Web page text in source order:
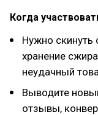
Когда
Нужно скинуть
хранение
неудачный
Выводите
отзывы,